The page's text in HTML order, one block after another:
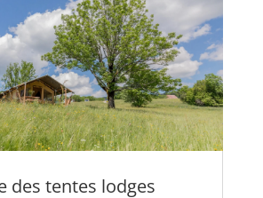
des tentes lodges